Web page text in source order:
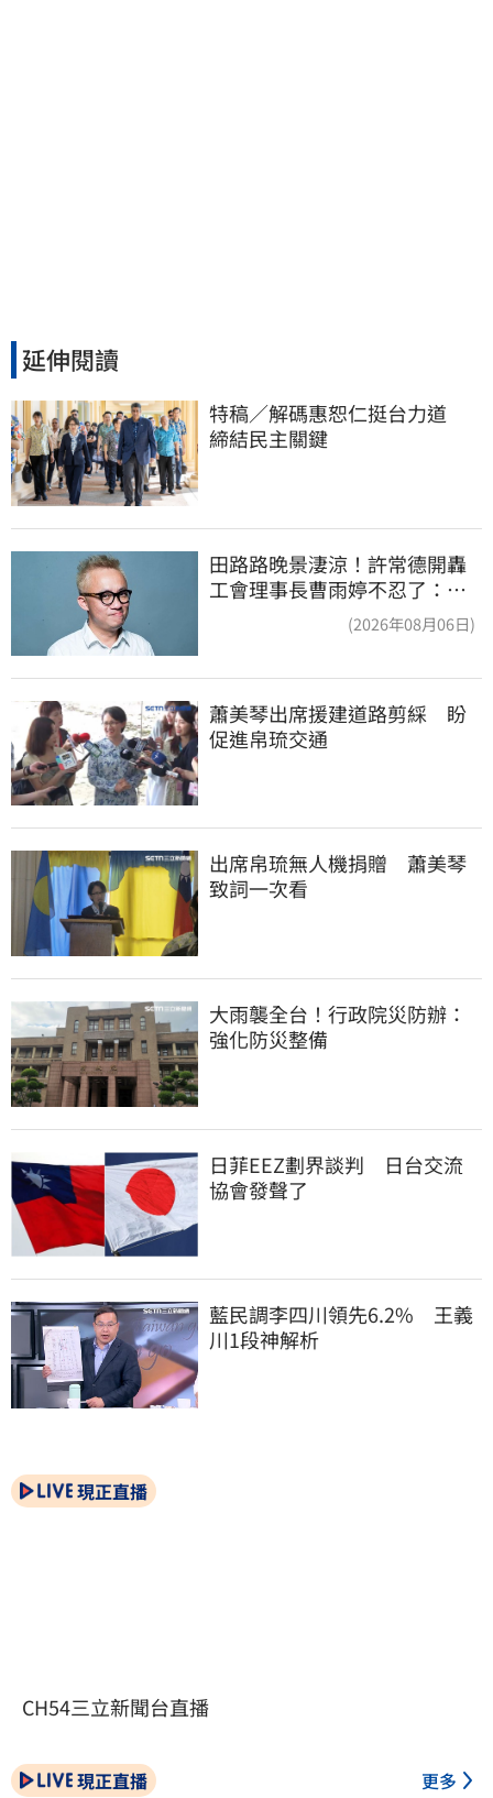
延伸閱讀
特稿／解碼惠恕仁挺台力道
締結民主關鍵
田路路晚景淒涼！許常德開轟
工會理事長曹雨婷不忍了：別
(2026年08月06日)
蕭美琴出席援建道路剪綵　盼
促進帛琉交通
出席帛琉無人機捐贈　蕭美琴
致詞一次看
大雨襲全台！行政院災防辦：
強化防災整備
日菲EEZ劃界談判　日台交流
協會發聲了
藍民調李四川領先6.2%　王義
川1段神解析
現正直播
CH54三立新聞台直播
現正直播 更多